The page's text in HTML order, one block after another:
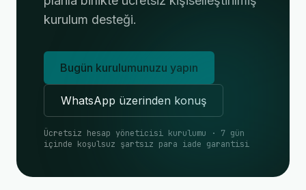
kurulum desteği.
Bugün kurulumunuzu yapın
WhatsApp üzerinden konuş
Ücretsiz hesap yöneticisi kurulumu · 7 gün
içinde koşulsuz şartsız para iade garantisi